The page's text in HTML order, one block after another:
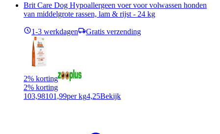
Brit Care Dog Hypoallergeen voer voor volwassen honden
van middelgrote rassen, lam & rijst - 24 kg
1-3 werkdagen Gratis verzending
2% korting
2% korting
103,98101,99per kg4,25Bekijk